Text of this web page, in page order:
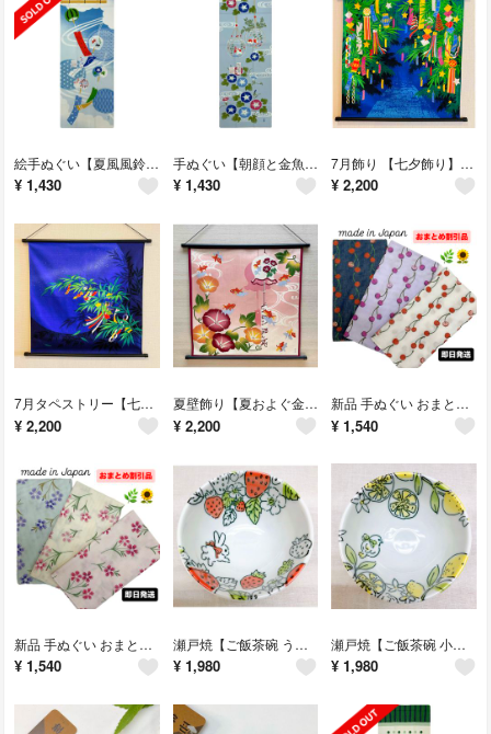
絵手ぬぐい【夏風風鈴】濱文様 夏壁飾り 額飾り 夏のれん ディスプレイ 新品
¥ 1,430
手ぬぐい【朝顔と金魚玉】濱文様 夏ディスプレイ 額飾り 壁飾り 和柄 新品
¥ 1,430
7月飾り 【七夕飾り】軸付きタペストリー 七夕壁飾り 短冊 季節飾り 新品未使用
¥ 2,200
7月タペストリー【七夕】軸付きタペストリー 七夕壁飾り 短冊 願い事 新品未使用
¥ 2,200
夏壁飾り【夏およぐ金魚】軸付きタペストリー 玄関 夏ウォールデコ 風鈴 新品
¥ 2,200
新品 手ぬぐい おまとめ 特価【さくらんぼ 3色セット】2重ガーゼ 薄い 日本製
¥ 1,540
新品 手ぬぐい おまとめ 特価【なでしこ柄 3色セット】2重ガーゼ 薄い 日本製
¥ 1,540
瀬戸焼【ご飯茶碗 うさぎとイチゴ】軽い 毎日 ご飯 飯椀 新品未使用品 日本製
¥ 1,980
瀬戸焼【ご飯茶碗 小鳥とレモン】軽い 毎日 ご飯 飯椀 新品未使用品 日本製
¥ 1,980